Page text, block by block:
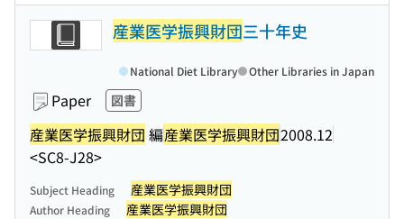
産業医学振興財団三十年史
Paper 図書
産業医学振興財団 編産業医学振興財団2008.12
<SC8-J28>
National Diet Library Other Libraries in Japan
Subject Heading 産業医学振興財団
Author Heading 産業医学振興財団